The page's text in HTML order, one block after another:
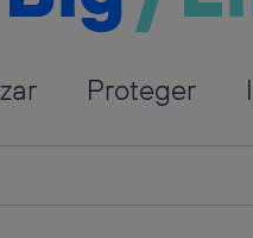
Proteger